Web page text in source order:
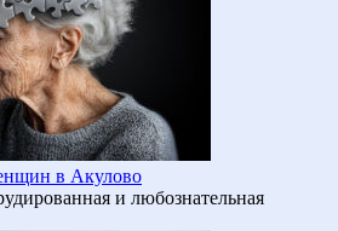
в Акулово
и любознательная